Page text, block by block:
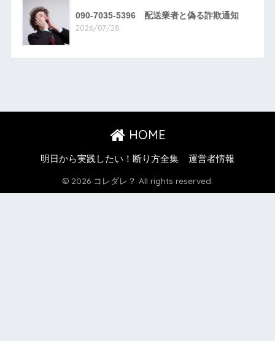
090-7035-5396 配送業者と偽る詐欺通知
2026/07/28
HOME
明日から実践したい！断り方全集 運営者情報
© 2026 コレダレ？ All rights reserved.